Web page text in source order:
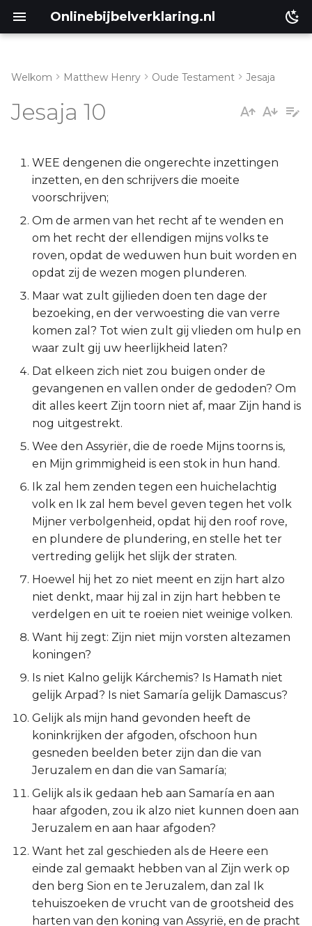
Onlinebijbelverklaring.nl
Jesaja 10:1-4
Jesaja 10:5-19
Jesaja 10:20-23
Jesaja 10:24-34
Lukas
Johannes
Handelingen
Romeinen
1 Korinthe
2 Korinthe
Galaten
Éfeze
Kolossenzen
1 Thessalonicenzen
2 Thessalonicenzen
1 Timótheüs
2 Timótheüs
Titus
Filémon
Jakobus
1 Petrus
2 Petrus
1 Johannes
2 Johannes
3 Johannes
Welkom Matthew Henry Oude Testament Jesaja
Jesaja 10
WEE dengenen die ongerechte inzettingen
inzetten, en den schrijvers die moeite
voorschrijven;
Om de armen van het recht af te wenden en
om het recht der ellendigen mijns volks te
roven, opdat de weduwen hun buit worden en
opdat zij de wezen mogen plunderen.
Maar wat zult gijlieden doen ten dage der
bezoeking, en der verwoesting die van verre
komen zal? Tot wien zult gij vlieden om hulp en
waar zult gij uw heerlijkheid laten?
Dat elkeen zich niet zou buigen onder de
gevangenen en vallen onder de gedoden? Om
dit alles keert Zijn toorn niet af, maar Zijn hand is
nog uitgestrekt.
Wee den Assyriër, die de roede Mijns toorns is,
en Mijn grimmigheid is een stok in hun hand.
Ik zal hem zenden tegen een huichelachtig
volk en Ik zal hem bevel geven tegen het volk
Mijner verbolgenheid, opdat hij den roof rove,
en plundere de plundering, en stelle het ter
vertreding gelijk het slijk der straten.
Hoewel hij het zo niet meent en zijn hart alzo
niet denkt, maar hij zal in zijn hart hebben te
verdelgen en uit te roeien niet weinige volken.
Want hij zegt: Zijn niet mijn vorsten altezamen
koningen?
Is niet Kalno gelijk Kárchemis? Is Hamath niet
gelijk Arpad? Is niet Samaría gelijk Damascus?
Gelijk als mijn hand gevonden heeft de
koninkrijken der afgoden, ofschoon hun
gesneden beelden beter zijn dan die van
Jeruzalem en dan die van Samaría;
Gelijk als ik gedaan heb aan Samaría en aan
haar afgoden, zou ik alzo niet kunnen doen aan
Jeruzalem en aan haar afgoden?
Want het zal geschieden als de Heere een
einde zal gemaakt hebben van al Zijn werk op
den berg Sion en te Jeruzalem, dan zal Ik
tehuiszoeken de vrucht van de grootsheid des
harten van den koning van Assyrië, en de pracht